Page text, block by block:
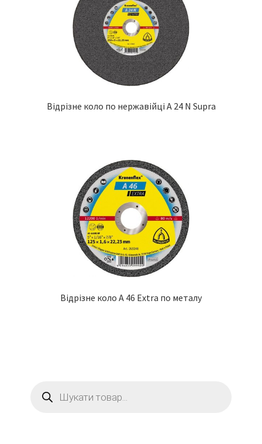
Відрізне коло по нержавійці A 24 N Supra
Відрізне коло A 46 Extra по металу
товарів